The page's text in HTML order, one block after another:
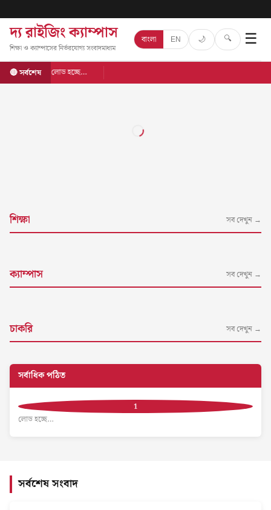
দ্য রাইজিং ক্যাম্পাস
শিক্ষা ও ক্যাম্পাসের নির্ভরযোগ্য সংবাদমাধ্যম
বাংলা EN 🌙 🔍 ☰
🔴 সর্বশেষ লোড হচ্ছে…
শিক্ষা সব দেখুন →
ক্যাম্পাস সব দেখুন →
চাকরি সব দেখুন →
সর্বাধিক পঠিত
লোড হচ্ছে…
সর্বশেষ সংবাদ